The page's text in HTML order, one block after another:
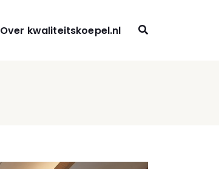
Over kwaliteitskoepel.nl